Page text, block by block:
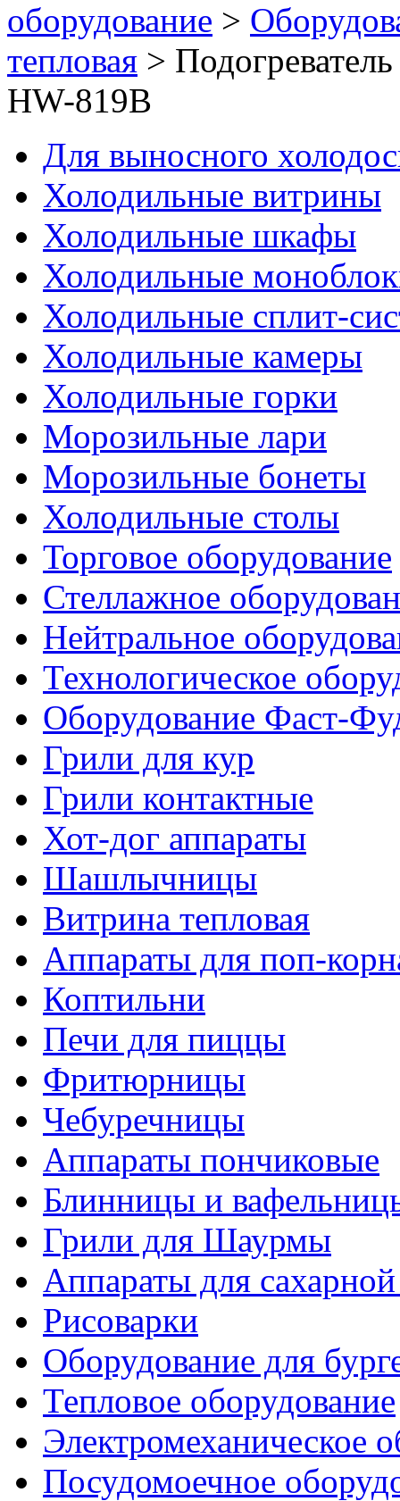
оборудование >
тепловая >
HW-819B
Для выносного
Холодильные витрины
Холодильные шкафы
Холодильные
Холодильные сплит-
Холодильные камеры
Холодильные горки
Морозильные лари
Морозильные бонеты
Холодильные столы
Торговое оборудование
Стеллажное
Нейтральное
Технологическое
Оборудование Фаст-
Грили для кур
Грили контактные
Хот-дог аппараты
Шашлычницы
Витрина тепловая
Аппараты для поп-
Коптильни
Печи для пиццы
Фритюрницы
Чебуречницы
Аппараты пончиковые
Блинницы и
Грили для Шаурмы
Аппараты для
Рисоварки
Оборудование для
Тепловое оборудование
Электромеханическое
Посудомоечное